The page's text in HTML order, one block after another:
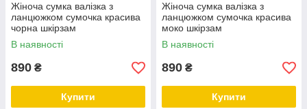
Жіноча сумка валізка з
ланцюжком сумочка красива
чорна шкірзам
В наявності
890 ₴
Купити
Жіноча сумка валізка з
ланцюжком сумочка красива
моко шкірзам
В наявності
890 ₴
Купити